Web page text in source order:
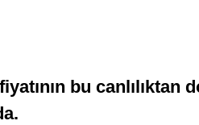
bu canlılıktan